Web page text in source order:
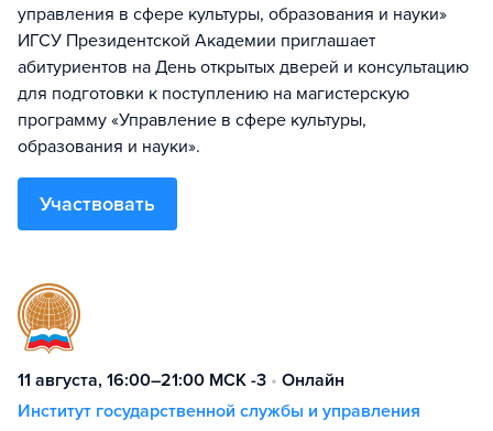
управления в сфере культуры, образования и науки»
ИГСУ Президентской Академии приглашает
абитуриентов на День открытых дверей и консультацию
для подготовки к поступлению на магистерскую
программу «Управление в сфере культуры,
образования и науки».
Участвовать
11 августа, 16:00–21:00 МСК -3 • Онлайн
Институт государственной службы и управления